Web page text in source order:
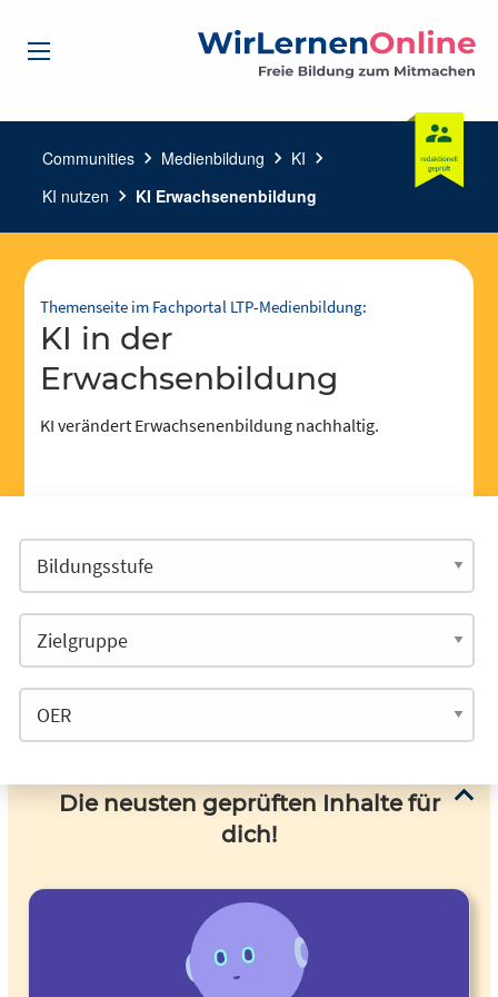
Communities chevron_right Medienbildung chevron_right KI chevron_right
KI nutzen chevron_right KI Erwachsenenbildung
Themenseite im Fachportal LTP-Medienbildung:
KI in der
Erwachsenbildung
KI verändert Erwachsenenbildung nachhaltig.
Die neusten geprüften Inhalte für
dich!